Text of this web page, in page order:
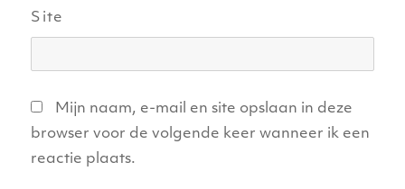
Site
Mijn naam, e-mail en site opslaan in deze
browser voor de volgende keer wanneer ik een
reactie plaats.